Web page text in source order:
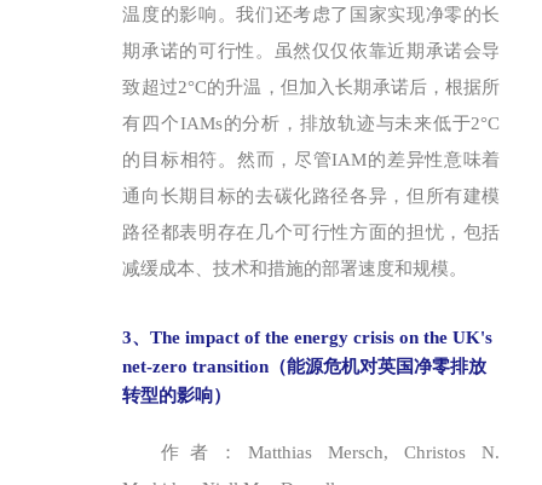
温度的影响。我们还考虑了国家实现净零的长
期承诺的可行性。虽然仅仅依靠近期承诺会导
致超过2°C的升温，但加入长期承诺后，根据所
有四个IAMs的分析，排放轨迹与未来低于2°C
的目标相符。然而，尽管IAM的差异性意味着
通向长期目标的去碳化路径各异，但所有建模
路径都表明存在几个可行性方面的担忧，包括
减缓成本、技术和措施的部署速度和规模。
3、The impact of the energy crisis on the UK's
net-zero transition（能源危机对英国净零排放
转型的影响）
作者：Matthias Mersch, Christos N.